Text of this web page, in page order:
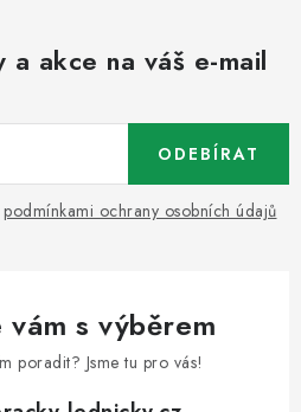
akce na váš e-mail
podmínkami ochrany osobních údajů
ODEBÍRAT
vám s výběrem
poradit? Jsme tu pro vás!